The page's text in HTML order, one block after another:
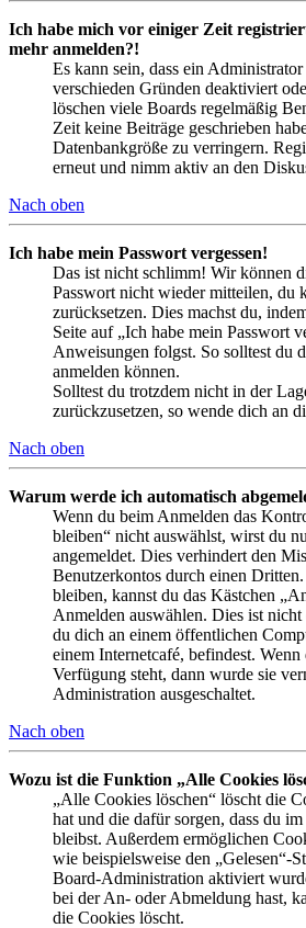
Ich habe mich vor einiger Zeit
mehr anmelden?!
Es kann sein, dass ein
verschieden Gründen deaktiviert
löschen viele Boards regelmäßig
Zeit keine Beiträge geschrieben
Datenbankgröße zu verringern.
erneut und nimm aktiv an den
Nach oben
Ich habe mein Passwort vergessen!
Das ist nicht schlimm! Wir können
Passwort nicht wieder mitteilen, du
zurücksetzen. Dies machst du,
Seite auf „Ich habe mein Passwort
Anweisungen folgst. So solltest du
anmelden können.
Solltest du trotzdem nicht in der
zurückzusetzen, so wende dich an
Nach oben
Warum werde ich automatisch
Wenn du beim Anmelden das
bleiben“ nicht auswählst, wirst du
angemeldet. Dies verhindert den
Benutzerkontos durch einen
bleiben, kannst du das Kästchen
Anmelden auswählen. Dies ist
du dich an einem öffentlichen
einem Internetcafé, befindest.
Verfügung steht, dann wurde sie
Administration ausgeschaltet.
Nach oben
Wozu ist die Funktion „Alle Cookies
„Alle Cookies löschen“ löscht die
hat und die dafür sorgen, dass du
bleibst. Außerdem ermöglichen
wie beispielsweise den „Gelesen“-
Board-Administration aktiviert
bei der An- oder Abmeldung hast,
die Cookies löscht.